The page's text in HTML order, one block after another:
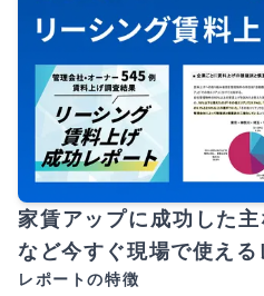
家賃アップに成功した
など今すぐ現場で使える
レポートの特徴